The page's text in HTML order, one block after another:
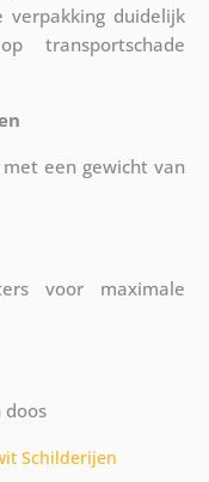
verpakking duidelijk
transportschade
een gewicht van
voor maximale
doos
Schilderijen